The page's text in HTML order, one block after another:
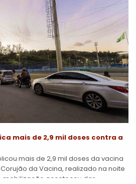
mais de 2,9 mil doses contra a
mais de 2,9 mil doses da vacina
da Vacina, realizado na noite
aconteceu das...